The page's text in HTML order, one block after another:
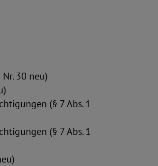
30 neu)
(§ 7 Abs. 1
(§ 7 Abs. 1